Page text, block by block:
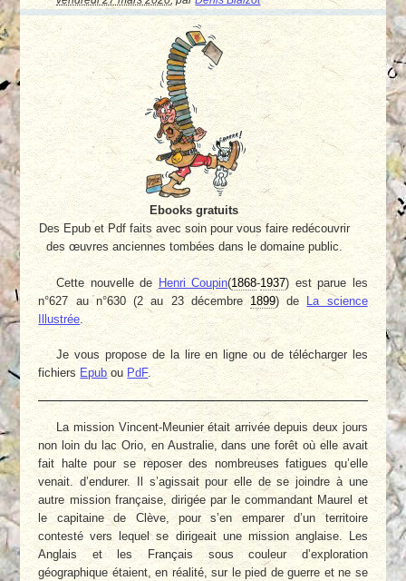
Ebooks gratuits
Des Epub et Pdf faits avec soin pour vous faire redécouvrir
des œuvres anciennes tombées dans le domaine public.
Cette nouvelle de Henri Coupin(1868-1937) est parue les
n°627 au n°630 (2 au 23 décembre1899) de
La science
Illustrée .
Je vous propose de la lire en ligne ou de télécharger les
fichiers Epubou PdF.
La mission Vincent-Meunier était arrivée depuis deux jours
non loin du lac Orio, en Australie, dans une forêt où elle avait
fait halte pour se reposer des nombreuses fatigues qu’elle
venait. d’endurer. Il s’agissait pour elle de se joindre à une
autre mission française, dirigée par le commandant Maurel et
le capitaine de Clève, pour s’en emparer d’un territoire
contesté vers lequel se dirigeait une mission anglaise. Les
Anglais et les Français sous couleur d’exploration
géographique étaient, en réalité, sur le pied de guerre et ne se